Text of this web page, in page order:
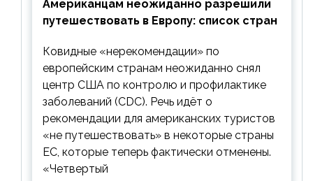
Американцам неожиданно разрешили
путешествовать в Европу: список стран
Ковидные «нерекомендации» по
европейским странам неожиданно снял
центр США по контролю и профилактике
заболеваний (CDC). Речь идёт о
рекомендации для американских туристов
«не путешествовать» в некоторые страны
ЕС, которые теперь фактически отменены.
«Четвертый